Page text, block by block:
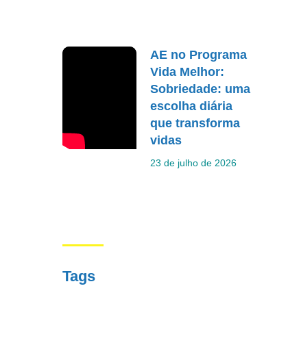
AE no Programa
Vida Melhor:
Sobriedade: uma
escolha diária
que transforma
vidas
23 de julho de 2026
Tags